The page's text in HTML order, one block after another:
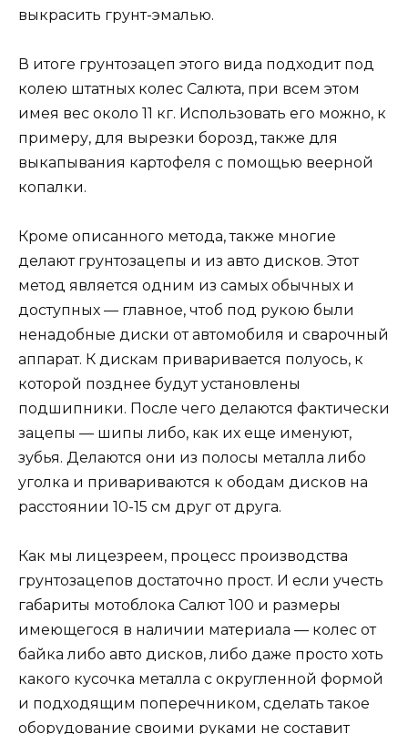
выкрасить грунт-эмалью.
В итоге грунтозацеп этого вида подходит под
колею штатных колес Салюта, при всем этом
имея вес около 11 кг. Использовать его можно, к
примеру, для вырезки борозд, также для
выкапывания картофеля с помощью веерной
копалки.
Кроме описанного метода, также многие
делают грунтозацепы и из авто дисков. Этот
метод является одним из самых обычных и
доступных — главное, чтоб под рукою были
ненадобные диски от автомобиля и сварочный
аппарат. К дискам приваривается полуось, к
которой позднее будут установлены
подшипники. После чего делаются фактически
зацепы — шипы либо, как их еще именуют,
зубья. Делаются они из полосы металла либо
уголка и привариваются к ободам дисков на
расстоянии 10-15 см друг от друга.
Как мы лицезреем, процесс производства
грунтозацепов достаточно прост. И если учесть
габариты мотоблока Салют 100 и размеры
имеющегося в наличии материала — колес от
байка либо авто дисков, либо даже просто хоть
какого кусочка металла с округленной формой
и подходящим поперечником, сделать такое
оборудование своими руками не составит